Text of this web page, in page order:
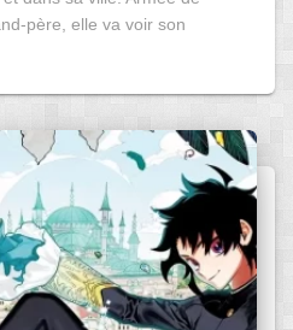
père, elle va voir son